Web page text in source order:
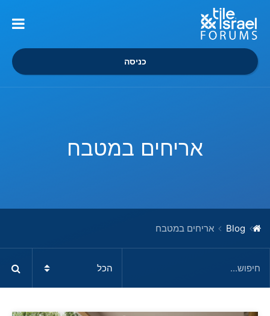
כניסה
אריחים במטבח
Blog אריחים במטבח